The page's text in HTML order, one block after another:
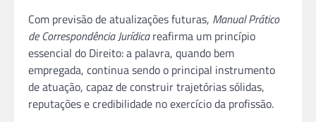
Com previsão de atualizações futuras, Manual Prático
de Correspondência Jurídicareafirma um princípio
essencial do Direito: a palavra, quando bem
empregada, continua sendo o principal instrumento
de atuação, capaz de construir trajetórias sólidas,
reputações e credibilidade no exercício da profissão.